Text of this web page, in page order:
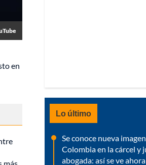
en
Lo último
Se conoce nueva
Colombia en la cárcel y
abogada: así se ve ahora